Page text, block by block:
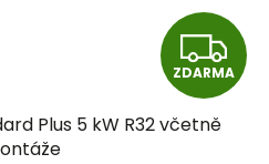
Z
D
ZDARMA
Plus 5 kW R32 včetně